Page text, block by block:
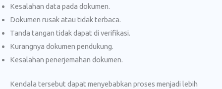
Kesalahan data pada dokumen.
Dokumen rusak atau tidak terbaca.
Tanda tangan tidak dapat di verifikasi.
Kurangnya dokumen pendukung.
Kesalahan penerjemahan dokumen.
Kendala tersebut dapat menyebabkan proses menjadi lebih